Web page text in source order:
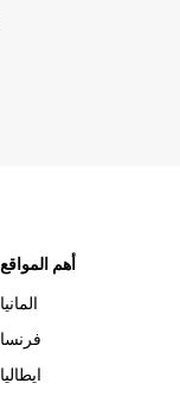
أهم المواقع
المانيا
فرنسا
ايطاليا